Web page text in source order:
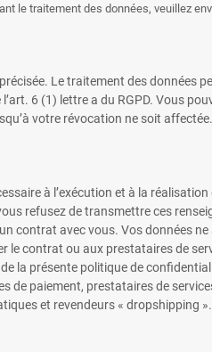
le traitement des données, veuillez
Le traitement des données
6 (1) lettre a du RGPD. Vous
votre révocation ne soit
à l’exécution et à la
refusez de transmettre ces
contrat avec vous. Vos données
contrat ou aux prestataires de
la présente politique de
de paiement, prestataires de
et revendeurs « dropshipping